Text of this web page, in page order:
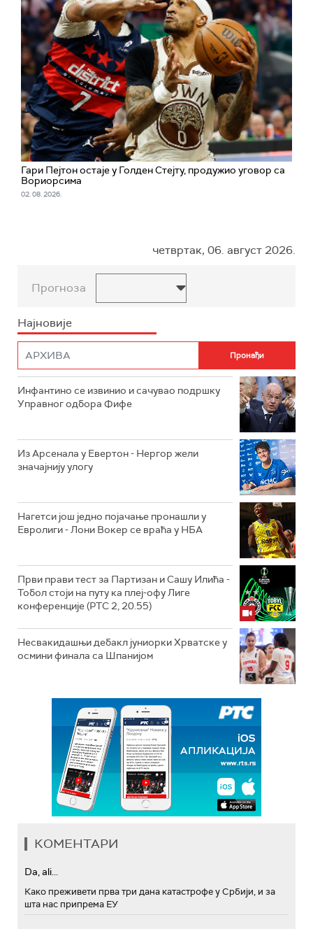
Гари Пејтон остаје у Голден Стејту, продужио уговор са
Вориорсима
02. 08. 2026.
четвртак, 06. август 2026.
Прогноза
Најновије
Инфантино се извинио и сачувао подршку
Управног одбора Фифе
Из Арсенала у Евертон - Нергор жели
значајнију улогу
Нагетси још једно појачање пронашли у
Евролиги - Лони Вокер се враћа у НБА
Први прави тест за Партизан и Сашу Илића -
Тобол стоји на путу ка плеј-офу Лиге
конференције (РТС 2, 20.55)
Несвакидашњи дебакл јуниорки Хрватске у
осмини финала са Шпанијом
КОМЕНТАРИ
Da, ali...
Како преживети прва три дана катастрофе у Србији, и за
шта нас припрема ЕУ